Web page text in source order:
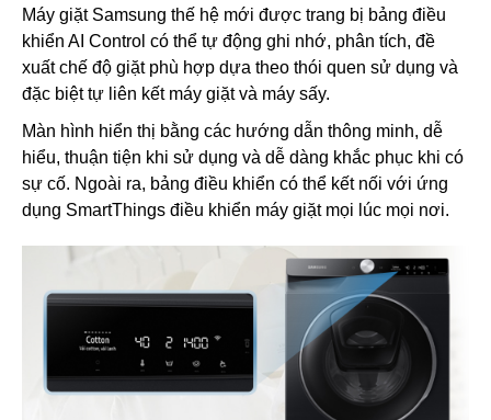
Máy giặt Samsung thế hệ mới được trang bị bảng điều
khiển AI Control có thể tự động ghi nhớ, phân tích, đề
xuất chế độ giặt phù hợp dựa theo thói quen sử dụng và
đặc biệt tự liên kết máy giặt và máy sấy.
Màn hình hiển thị bằng các hướng dẫn thông minh, dễ
hiểu, thuận tiện khi sử dụng và dễ dàng khắc phục khi có
sự cố. Ngoài ra, bảng điều khiển có thể kết nối với ứng
dụng SmartThings điều khiển máy giặt mọi lúc mọi nơi.